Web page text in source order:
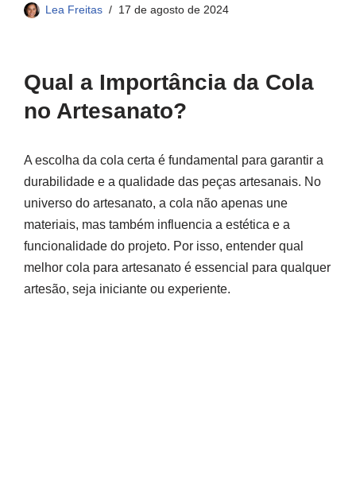
Lea Freitas 17 de agosto de 2024
Qual a Importância da Cola
no Artesanato?
A escolha da cola certa é fundamental para garantir a
durabilidade e a qualidade das peças artesanais. No
universo do artesanato, a cola não apenas une
materiais, mas também influencia a estética e a
funcionalidade do projeto. Por isso, entender qual
melhor cola para artesanato é essencial para qualquer
artesão, seja iniciante ou experiente.